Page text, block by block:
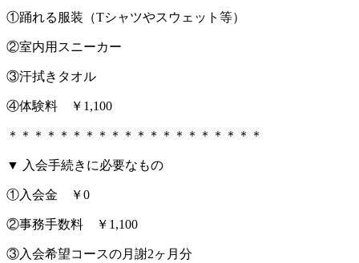
①踊れる服装（Tシャツやスウェット等）
②室内用スニーカー
③汗拭きタオル
④体験料 ￥1,100
＊＊＊＊＊＊＊＊＊＊＊＊＊＊＊＊＊＊＊＊
▼ 入会手続きに必要なもの
①入会金 ￥0
②事務手数料 ￥1,100
③入会希望コースの月謝2ヶ月分